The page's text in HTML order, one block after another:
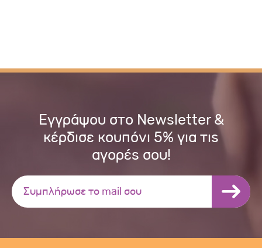
Εγγράψου στο Newsletter &
κέρδισε κουπόνι 5% για τις
αγορές σου!